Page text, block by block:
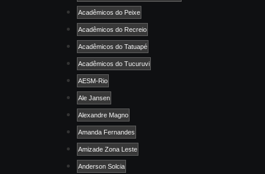
Acadêmicos do Peixe
Acadêmicos do Recreio
Acadêmicos do Tatuapé
Acadêmicos do Tucuruvi
AESM-Rio
Ale Jansen
Alexandre Magno
Amanda Fernandes
Amizade Zona Leste
Anderson Solcia